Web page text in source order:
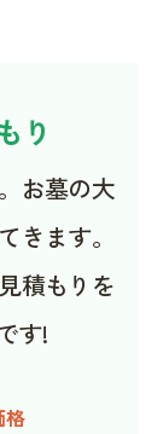
り
お墓の大
きます。
積もりを
す!
格